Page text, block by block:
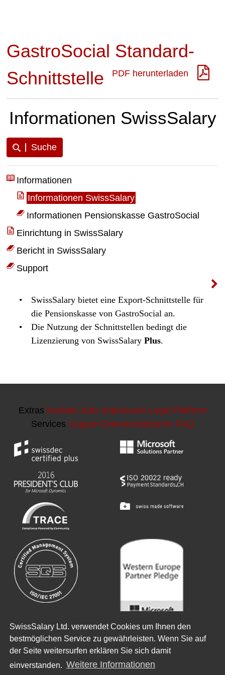
SwissSalary Ltd. verwendet Cookies um Ihnen den
bestmöglichen Service zu gewährleisten. Wenn Sie auf
der Seite weitersurfen erklären Sie sich damit
einverstanden.
Weitere Informationen
GastroSocial Standard-
Schnittstelle
PDF herunterladen
Informationen SwissSalary
Extras Kontakt Jobs Impressum Legal Platform
Services Support Dokumentationen FAQ
Copyright © 2026SwissSalary Ltd.
There is a Passion that drives us